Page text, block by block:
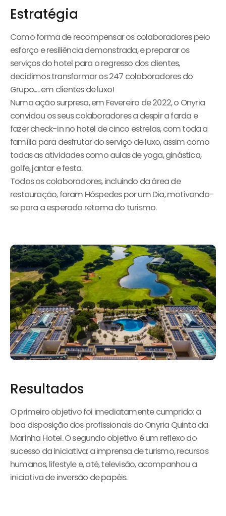
Estratégia
Como forma de recompensar os colaboradores pelo
esforço e resiliência demonstrada, e preparar os
serviços do hotel para o regresso dos clientes,
decidimos transformar os 247 colaboradores do
Grupo..... em clientes de luxo!
Numa ação surpresa, em Fevereiro de 2022, o Onyria
convidou os seus colaboradores a despir a farda e
fazer check-in no hotel de cinco estrelas, com toda a
família para desfrutar do serviço de luxo, assim como
todas as atividades como aulas de yoga, ginástica,
golfe, jantar e festa.
Todos os colaboradores, incluindo da área de
restauração, foram Hóspedes por um Dia, motivando-
se para a esperada retoma do turismo.
Resultados
O primeiro objetivo foi imediatamente cumprido: a
boa disposição dos profissionais do Onyria Quinta da
Marinha Hotel. O segundo objetivo é um reflexo do
sucesso da iniciativa: a imprensa de turismo, recursos
humanos, lifestyle e, até, televisão, acompanhou a
iniciativa de inversão de papéis.